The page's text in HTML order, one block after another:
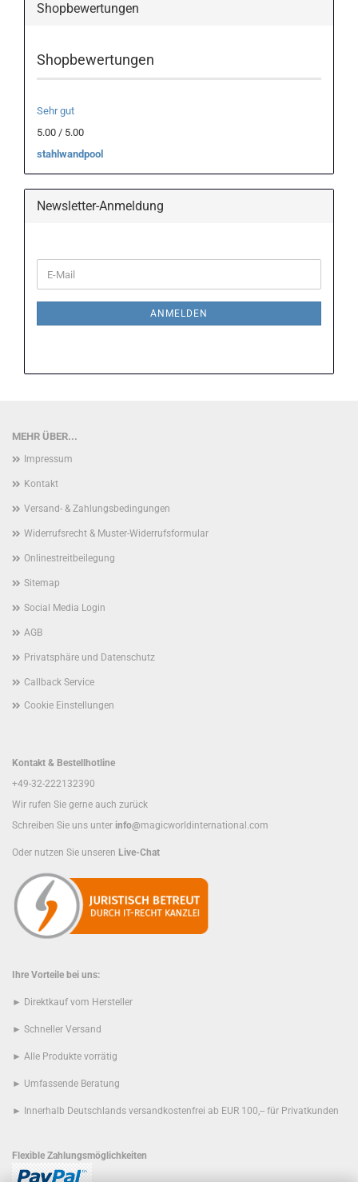
Shopbewertungen
Shopbewertungen
Sehr gut
5.00 / 5.00
stahlwandpool
Newsletter-Anmeldung
ZUR
E-
Mail
ANMELDEN
MEHR ÜBER...
Impressum
Kontakt
Versand- & Zahlungsbedingungen
Widerrufsrecht & Muster-Widerrufsformular
Onlinestreitbeilegung
Sitemap
Social Media Login
AGB
Privatsphäre und Datenschutz
Callback Service
Cookie Einstellungen
Kontakt & Bestellhotline
+49-32-222132390
Wir rufen Sie gerne auch zurück
Schreiben Sie uns unter info@magicworldinternational.com
Oder nutzen Sie unseren Live-Chat
Ihre Vorteile bei uns:
► Direktkauf vom Hersteller
► Schneller Versand
► Alle Produkte vorrätig
► Umfassende Beratung
► Innerhalb Deutschlands versandkostenfrei ab EUR 100,-- für Privatkunden
Flexible Zahlungsmöglichkeiten